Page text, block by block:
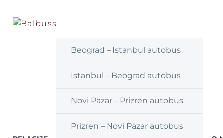
Beograd – Istanbul autobus
Istanbul – Beograd autobus
Novi Pazar – Prizren autobus
Prizren – Novi Pazar autobus